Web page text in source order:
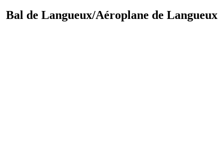
Bal de Langueux/Aéroplane de Langueux